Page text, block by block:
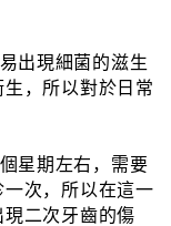
出現細菌的滋生
，所以對於日常
星期左右，需要
次，所以在這一
二次牙齒的傷